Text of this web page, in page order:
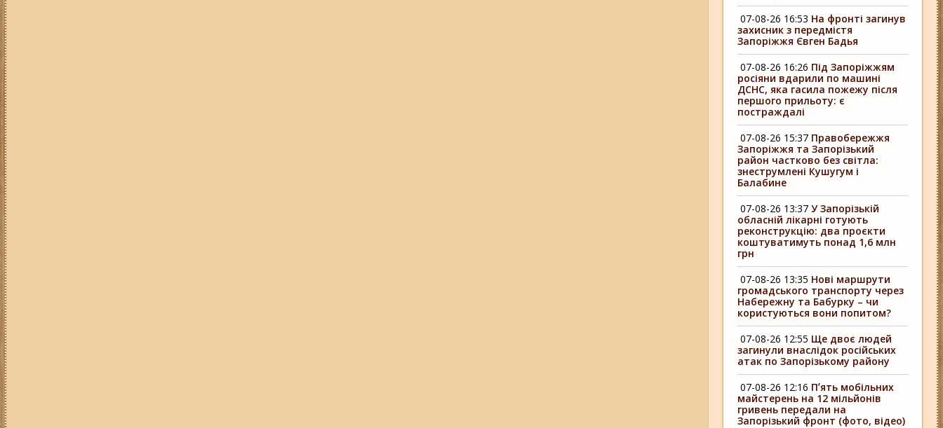
07-08-26 16:53 На фронті загинув
захисник з передмістя
Запоріжжя Євген Бадья
07-08-26 16:26 Під Запоріжжям
росіяни вдарили по машині
ДСНС, яка гасила пожежу після
першого прильоту: є
постраждалі
07-08-26 15:37 Правобережжя
Запоріжжя та Запорізький
район частково без світла:
знеструмлені Кушугум і
Балабине
07-08-26 13:37 У Запорізькій
обласній лікарні готують
реконструкцію: два проєкти
коштуватимуть понад 1,6 млн
грн
07-08-26 13:35 Нові маршрути
громадського транспорту через
Набережну та Бабурку – чи
користуються вони попитом?
07-08-26 12:55 Ще двоє людей
загинули внаслідок російських
атак по Запорізькому району
07-08-26 12:16 Пʼять мобільних
майстерень на 12 мільйонів
гривень передали на
Запорізький фронт (фото, відео)